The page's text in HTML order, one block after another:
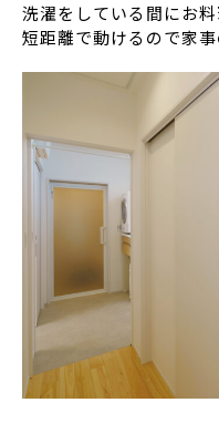
洗濯をしている間にお
短距離で動けるので家